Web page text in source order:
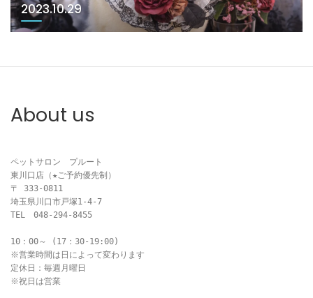
2023.10.29
About us
ペットサロン　プルート
東川口店（★ご予約優先制）
〒 333-0811
埼玉県川口市戸塚1-4-7
TEL　048-294-8455
10：00～ (17：30-19:00)
※営業時間は日によって変わります
定休日：毎週月曜日
※祝日は営業